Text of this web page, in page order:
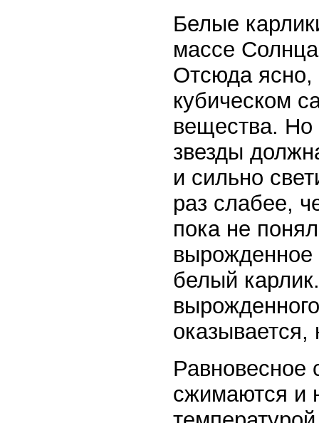
Белые
массе
Отсюда ясно,
кубическом
вещества. Но
звезды
и сильно
раз слабее,
пока не
вырожденное
белый
оказывается,
Равновесное
сжимаются и